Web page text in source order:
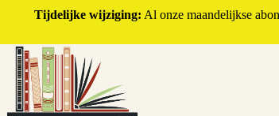
Tijdelijke wijziging: Al onze maandelijkse